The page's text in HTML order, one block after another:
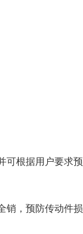
可根据用户要求
销，预防传动件损